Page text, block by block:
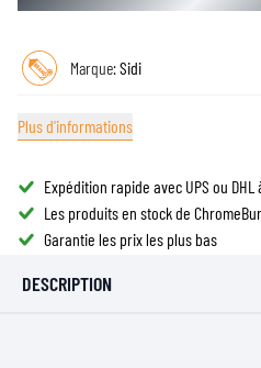
Marque:Sidi
Plus d'informations
Expédition rapide avec UPS ou
Les produits en stock de
Garantie les prix les plus bas
DESCRIPTION